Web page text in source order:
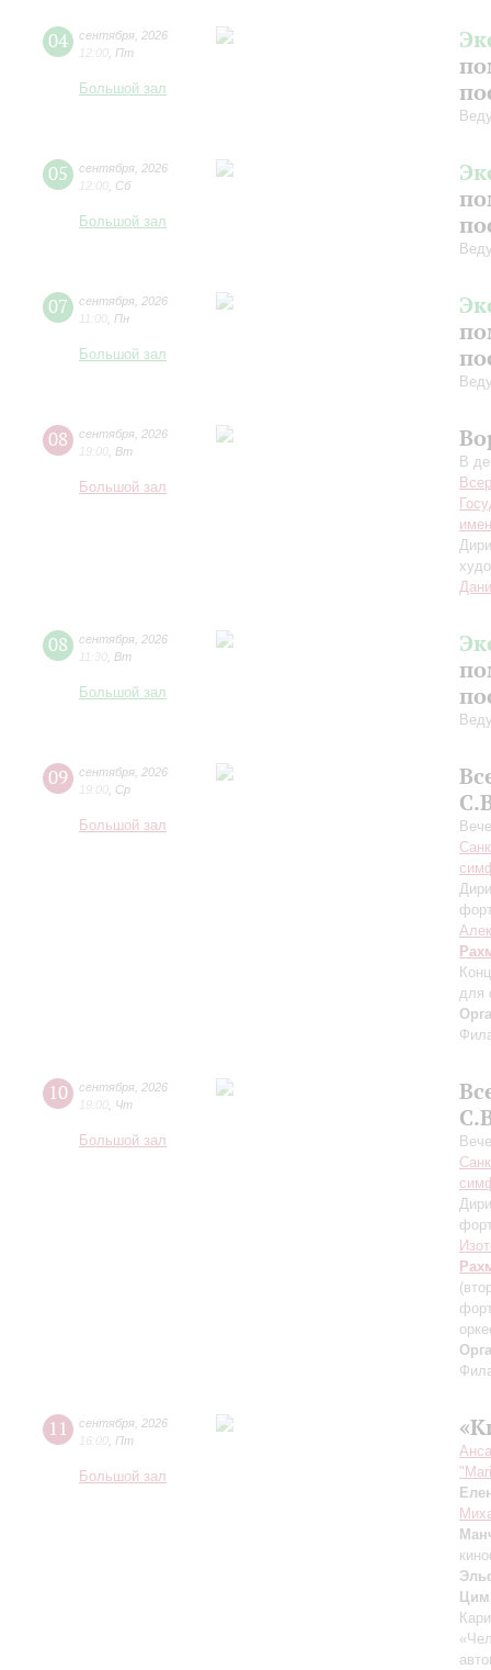
04 сентября 2026
12:00 Пт
Большой зал
05 сентября 2026
12:00 Сб
Большой зал
07 сентября 2026
11:00 Пн
Большой зал
08 сентября 2026
19:00 Вт
Большой зал
В
08 сентября 2026
11:30 Вт
Большой зал
09 сентября 2026
19:00 Ср
Большой зал
для
10 сентября 2026
19:00 Чт
Большой зал
11 сентября 2026
16:00 Пт
Большой зал